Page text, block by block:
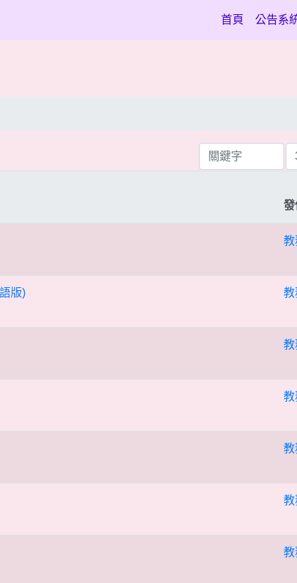
首頁 (current)
公告系
發
教
版) 教
教
教
教
教
教